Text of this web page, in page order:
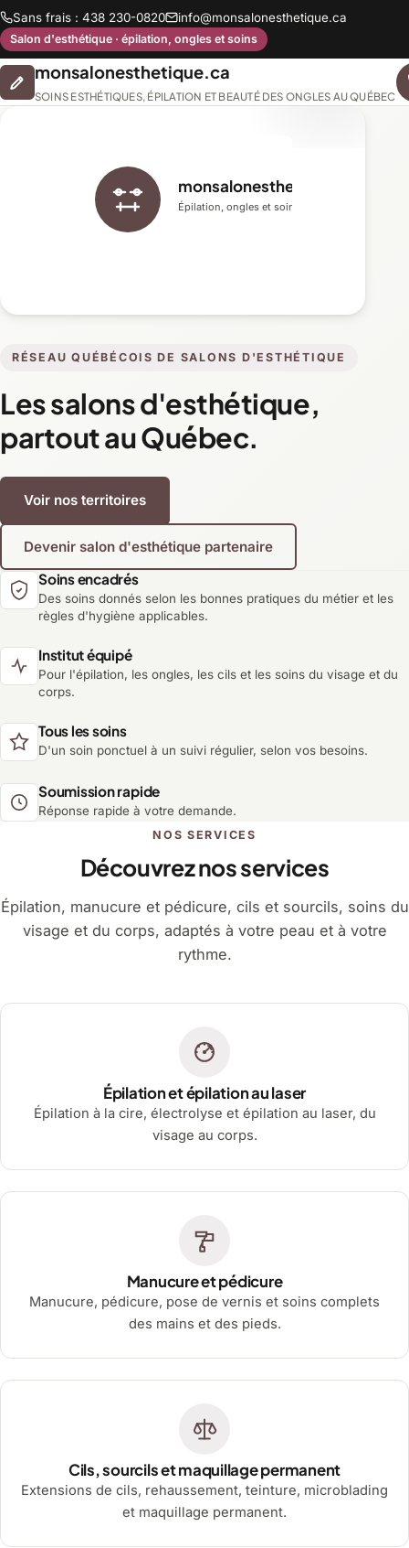
Sans frais : 438 230-0820 info@monsalonesthetique.ca
Salon d'esthétique · épilation, ongles et soins
monsalonesthetique.ca
SOINS ESTHÉTIQUES, ÉPILATION ET BEAUTÉ DES ONGLES AU QUÉBEC
RÉSEAU QUÉBÉCOIS DE SALONS D'ESTHÉTIQUE
Les salons d'esthétique,
partout au Québec.
Voir nos territoires
Devenir salon d'esthétique partenaire
monsalonesthetique.ca
Épilation, ongles et soins du visage
Soins encadrés
Des soins donnés selon les bonnes pratiques du métier et les
règles d'hygiène applicables.
Institut équipé
Pour l'épilation, les ongles, les cils et les soins du visage et du
corps.
Tous les soins
D'un soin ponctuel à un suivi régulier, selon vos besoins.
Soumission rapide
Réponse rapide à votre demande.
NOS SERVICES
Découvrez nos services
Épilation, manucure et pédicure, cils et sourcils, soins du
visage et du corps, adaptés à votre peau et à votre
rythme.
Épilation et épilation au laser
Épilation à la cire, électrolyse et épilation au laser, du
visage au corps.
Manucure et pédicure
Manucure, pédicure, pose de vernis et soins complets
des mains et des pieds.
Cils, sourcils et maquillage permanent
Extensions de cils, rehaussement, teinture, microblading
et maquillage permanent.